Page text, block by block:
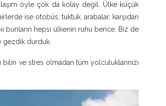
öyle çok da kolay değil. Ülke küçük
ise otobüs, tuktuk, arabalar, karşıdan
bunların hepsi ülkenin ruhu bence. Biz de
gezdik durduk.
bilin ve stres olmadan tüm yolculuklarınızı